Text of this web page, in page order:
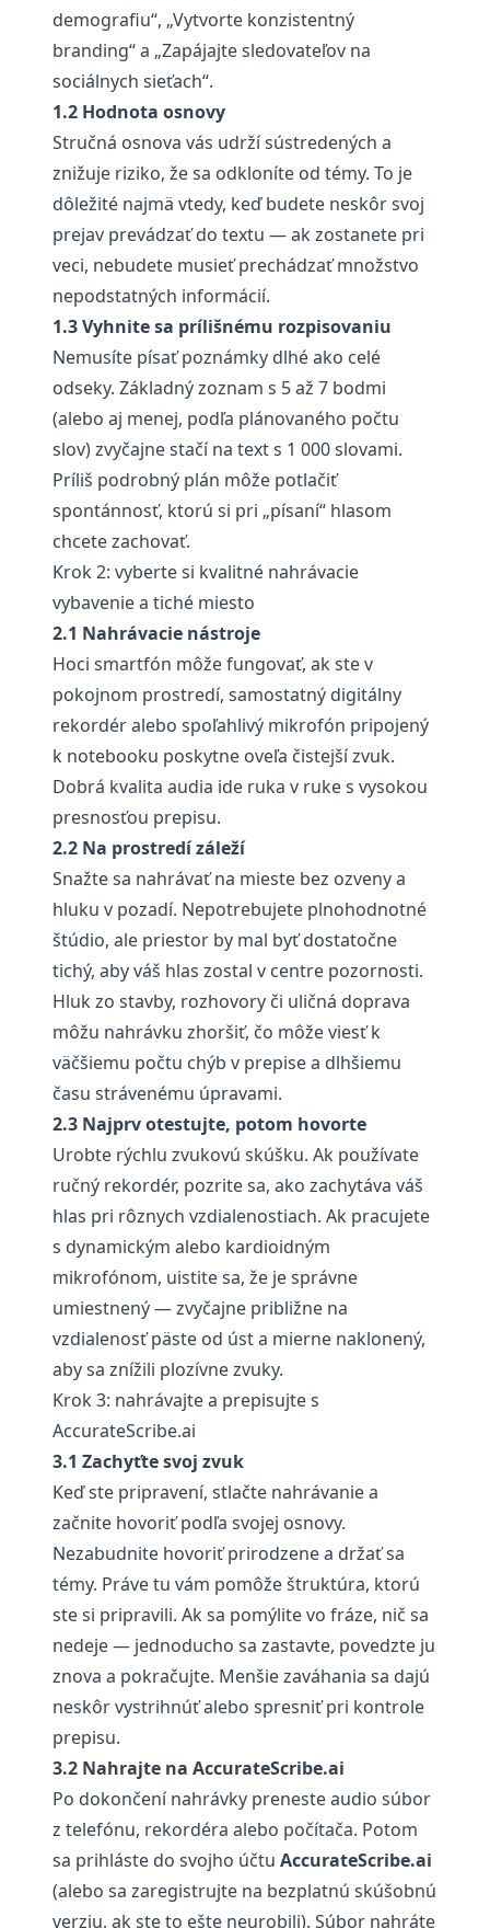
demografiu“, „Vytvorte konzistentný
branding“ a „Zapájajte sledovateľov na
sociálnych sieťach“.
1.2 Hodnota osnovy
Stručná osnova vás udrží sústredených a
znižuje riziko, že sa odkloníte od témy. To je
dôležité najmä vtedy, keď budete neskôr svoj
prejav prevádzať do textu — ak zostanete pri
veci, nebudete musieť prechádzať množstvo
nepodstatných informácií.
1.3 Vyhnite sa prílišnému rozpisovaniu
Nemusíte písať poznámky dlhé ako celé
odseky. Základný zoznam s 5 až 7 bodmi
(alebo aj menej, podľa plánovaného počtu
slov) zvyčajne stačí na text s 1 000 slovami.
Príliš podrobný plán môže potlačiť
spontánnosť, ktorú si pri „písaní“ hlasom
chcete zachovať.
Krok 2: vyberte si kvalitné nahrávacie
vybavenie a tiché miesto
2.1 Nahrávacie nástroje
Hoci smartfón môže fungovať, ak ste v
pokojnom prostredí, samostatný digitálny
rekordér alebo spoľahlivý mikrofón pripojený
k notebooku poskytne oveľa čistejší zvuk.
Dobrá kvalita audia ide ruka v ruke s vysokou
presnosťou prepisu.
2.2 Na prostredí záleží
Snažte sa nahrávať na mieste bez ozveny a
hluku v pozadí. Nepotrebujete plnohodnotné
štúdio, ale priestor by mal byť dostatočne
tichý, aby váš hlas zostal v centre pozornosti.
Hluk zo stavby, rozhovory či uličná doprava
môžu nahrávku zhoršiť, čo môže viesť k
väčšiemu počtu chýb v prepise a dlhšiemu
času strávenému úpravami.
2.3 Najprv otestujte, potom hovorte
Urobte rýchlu zvukovú skúšku. Ak používate
ručný rekordér, pozrite sa, ako zachytáva váš
hlas pri rôznych vzdialenostiach. Ak pracujete
s dynamickým alebo kardioidným
mikrofónom, uistite sa, že je správne
umiestnený — zvyčajne približne na
vzdialenosť päste od úst a mierne naklonený,
aby sa znížili plozívne zvuky.
Krok 3: nahrávajte a prepisujte s
AccurateScribe.ai
3.1 Zachyťte svoj zvuk
Keď ste pripravení, stlačte nahrávanie a
začnite hovoriť podľa svojej osnovy.
Nezabudnite hovoriť prirodzene a držať sa
témy. Práve tu vám pomôže štruktúra, ktorú
ste si pripravili. Ak sa pomýlite vo fráze, nič sa
nedeje — jednoducho sa zastavte, povedzte ju
znova a pokračujte. Menšie zaváhania sa dajú
neskôr vystrihnúť alebo spresniť pri kontrole
prepisu.
3.2 Nahrajte na AccurateScribe.ai
Po dokončení nahrávky preneste audio súbor
z telefónu, rekordéra alebo počítača. Potom
sa prihláste do svojho účtu AccurateScribe.ai
(alebo sa zaregistrujte na bezplatnú skúšobnú
verziu, ak ste to ešte neurobili). Súbor nahráte